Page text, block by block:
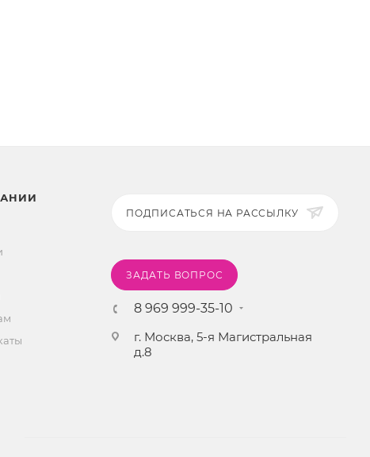
ПОДПИСАТЬСЯ НА РАССЫЛКУ
ЗАДАТЬ ВОПРОС
8 969 999-35-10
г. Москва, 5-я Магистральная
д.8